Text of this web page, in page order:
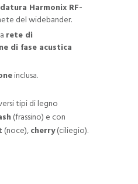
Harmonix RF-
del widebander.
rete di
di fase acustica
inclusa.
tipi di legno
(frassino) e con
(noce),cherry(ciliegio).